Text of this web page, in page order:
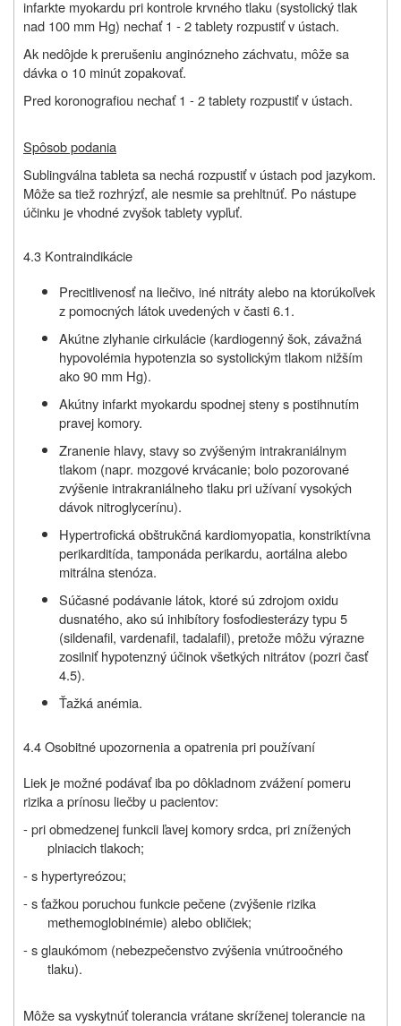
infarkte myokardu pri kontrole krvného tlaku (systolický tlak
nad 100 mm Hg) nechať 1 - 2 tablety rozpustiť v ústach.
Ak nedôjde k prerušeniu anginózneho záchvatu, môže sa
dávka o 10 minút zopakovať.
Pred koronografiou nechať 1 - 2 tablety rozpustiť v ústach.
Spôsob podania
Sublingválna tableta sa nechá rozpustiť v ústach pod jazykom.
Môže sa tiež rozhrýzť, ale nesmie sa prehltnúť. Po nástupe
účinku je vhodné zvyšok tablety vypľuť.
4.3 Kontraindikácie
Precitlivenosť na liečivo, iné nitráty alebo na ktorúkoľvek
z pomocných látok uvedených v časti 6.1.
Akútne zlyhanie cirkulácie (kardiogenný šok, závažná
hypovolémia hypotenzia so systolickým tlakom nižším
ako 90 mm Hg).
Akútny infarkt myokardu spodnej steny s postihnutím
pravej komory.
Zranenie hlavy, stavy so zvýšeným intrakraniálnym
tlakom (napr. mozgové krvácanie; bolo pozorované
zvýšenie intrakraniálneho tlaku pri užívaní vysokých
dávok nitroglycerínu).
Hypertrofická obštrukčná kardiomyopatia, konstriktívna
perikarditída, tamponáda perikardu, aortálna alebo
mitrálna stenóza.
Súčasné podávanie látok, ktoré sú zdrojom oxidu
dusnatého, ako sú inhibítory fosfodiesterázy typu 5
(sildenafil, vardenafil, tadalafil), pretože môžu výrazne
zosilniť hypotenzný účinok všetkých nitrátov (pozri časť
4.5).
Ťažká anémia.
4.4 Osobitné upozornenia a opatrenia pri používaní
Liek je možné podávať iba po dôkladnom zvážení pomeru
rizika a prínosu liečby u pacientov:
- pri obmedzenej funkcii ľavej komory srdca, pri znížených
plniacich tlakoch;
- s hypertyreózou;
- s ťažkou poruchou funkcie pečene (zvýšenie rizika
methemoglobinémie) alebo obličiek;
- s glaukómom (nebezpečenstvo zvýšenia vnútroočného
tlaku).
Môže sa vyskytnúť tolerancia vrátane skríženej tolerancie na